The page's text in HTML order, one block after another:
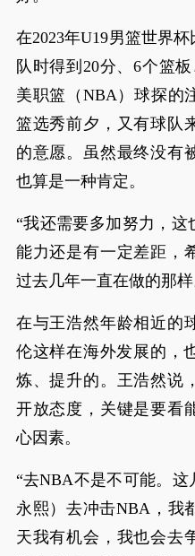
在2023年U19男篮世界
队时得到20分、6个篮
美职篮（NBA）球探的
篮选秀前夕，又有球队
的意愿。虽然最终没有
也算是一种肯定。
“我还需要多加努力，这
能力还是有一定差距，
过去几年一直在做的那样
在与王浩然年龄相近的
伦这样在海外发展的，
炼、提升的。王浩然说
开放态度，关键是要看
心因素。
“去NBA不是不可能。
永熙）去冲击NBA，我
天我有机会，我也会去